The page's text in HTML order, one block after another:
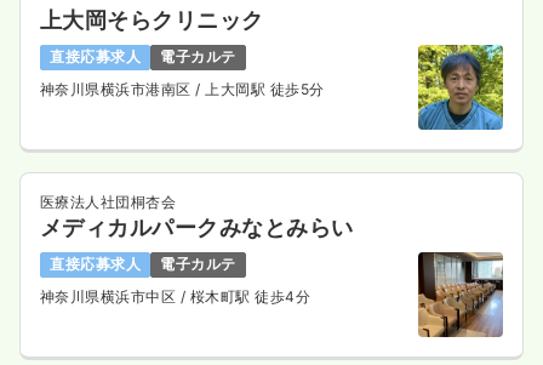
上大岡そらクリニック
直接応募求人
電子カルテ
神奈川県横浜市港南区 / 上大岡駅 徒歩5分
医療法人社団桐杏会
メディカルパークみなとみらい
直接応募求人
電子カルテ
神奈川県横浜市中区 / 桜木町駅 徒歩4分